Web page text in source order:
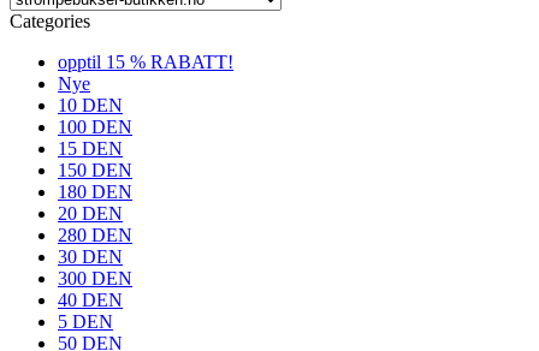
Categories
opptil 15 % RABATT!
Nye
10 DEN
100 DEN
15 DEN
150 DEN
180 DEN
20 DEN
280 DEN
30 DEN
300 DEN
40 DEN
5 DEN
50 DEN